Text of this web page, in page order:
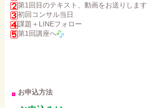
第1回目のテキスト、動画をお送りします
初回コンサル当日
課題＋LINEフォロー
第1回講座へ
お申込方法